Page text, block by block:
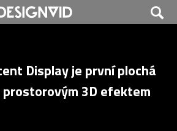
Display je první plochá
3D efektem